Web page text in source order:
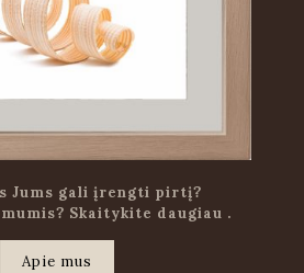
Jums gali įrengti pirtį?
Skaitykite daugiau .
Apie mus